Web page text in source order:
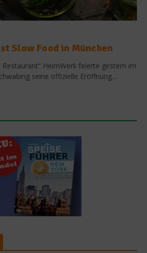
Slow Food in München
Restaurant“ HeimWerk feierte gestern im
seine offizielle Eröffnung....